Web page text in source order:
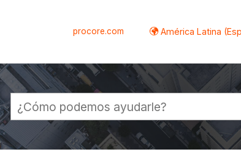
procore.com América Latina